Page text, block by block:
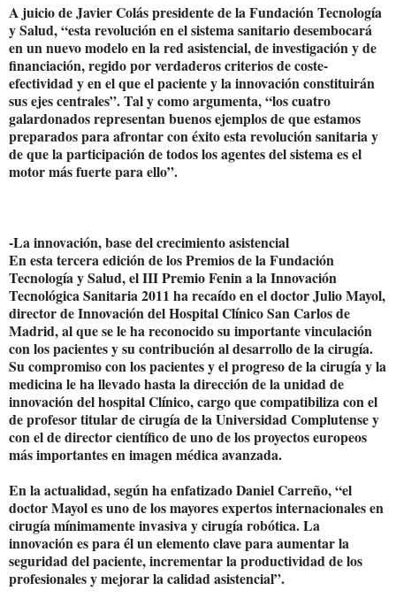
A juicio de Javier Colás presidente de la Fundación Tecnología
y Salud, “esta revolución en el sistema sanitario desembocará
en un nuevo modelo en la red asistencial, de investigación y de
financiación, regido por verdaderos criterios de coste-
efectividad y en el que el paciente y la innovación constituirán
sus ejes centrales”. Tal y como argumenta, “los cuatro
galardonados representan buenos ejemplos de que estamos
preparados para afrontar con éxito esta revolución sanitaria y
de que la participación de todos los agentes del sistema es el
motor más fuerte para ello”.
-La innovación, base del crecimiento asistencial
En esta tercera edición de los Premios de la Fundación
Tecnología y Salud, el III Premio Fenin a la Innovación
Tecnológica Sanitaria 2011 ha recaído en el doctor Julio Mayol,
director de Innovación del Hospital Clínico San Carlos de
Madrid, al que se le ha reconocido su importante vinculación
con los pacientes y su contribución al desarrollo de la cirugía.
Su compromiso con los pacientes y el progreso de la cirugía y la
medicina le ha llevado hasta la dirección de la unidad de
innovación del hospital Clínico, cargo que compatibiliza con el
de profesor titular de cirugía de la Universidad Complutense y
con el de director científico de uno de los proyectos europeos
más importantes en imagen médica avanzada.
En la actualidad, según ha enfatizado Daniel Carreño, “el
doctor Mayol es uno de los mayores expertos internacionales en
cirugía mínimamente invasiva y cirugía robótica. La
innovación es para él un elemento clave para aumentar la
seguridad del paciente, incrementar la productividad de los
profesionales y mejorar la calidad asistencial”.